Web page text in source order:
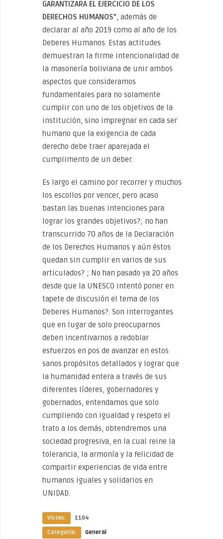
GARANTIZARA EL EJERCICIO DE LOS
DERECHOS HUMANOS” , además de
declarar al año 2019 como al año de los
Deberes Humanos. Estas actitudes
demuestran la firme intencionalidad de
la masonería boliviana de unir ambos
aspectos que consideramos
fundamentales para no solamente
cumplir con uno de los objetivos de la
institución, sino impregnar en cada ser
humano que la exigencia de cada
derecho debe traer aparejada el
cumplimento de un deber.
Es largo el camino por recorrer y muchos
los escollos por vencer, pero acaso
bastan las buenas intenciones para
lograr los grandes objetivos?; no han
transcurrido 70 años de la Declaración
de los Derechos Humanos y aún éstos
quedan sin cumplir en varios de sus
articulados? ; No han pasado ya 20 años
desde que la UNESCO intentó poner en
tapete de discusión el tema de los
Deberes Humanos?. Son interrogantes
que en lugar de solo preocuparnos
deben incentivarnos a redoblar
esfuerzos en pos de avanzar en estos
sanos propósitos detallados y lograr que
la humanidad entera a través de sus
diferentes líderes, gobernadores y
gobernados, entendamos que solo
cumpliendo con igualdad y respeto el
trato a los demás, obtendremos una
sociedad progresiva, en la cual reine la
tolerancia, la armonía y la felicidad de
compartir experiencias de vida entre
humanos iguales y solidarios en
UNIDAD.
Vistas:
1104
Categoría:
General